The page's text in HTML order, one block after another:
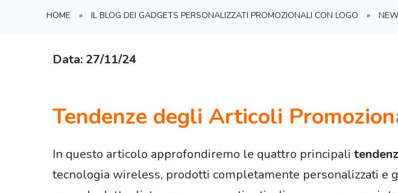
HOME » IL BLOG DEI GADGETS PERSONALIZZATI PROMOZIONALI CON LOGO »
Data: 27/11/24
Tendenze degli Articoli
In questo articolo approfondiremo le quattro principali
tecnologia wireless, prodotti completamente personalizzati